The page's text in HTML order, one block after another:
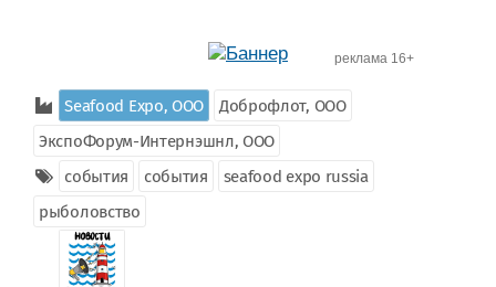
реклама 16+
Seafood Expo, ООО
Доброфлот, ООО
ЭкспоФорум-Интернэшнл, ООО
события
события
seafood expo russia
рыболовство